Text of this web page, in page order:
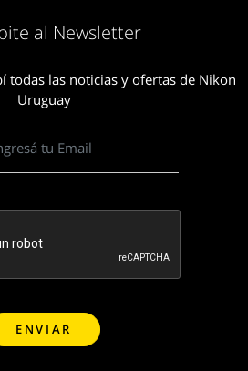
al Newsletter
todas las noticias y ofertas de Nikon
Uruguay